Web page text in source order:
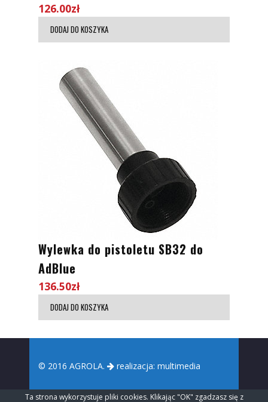
126.00zł
DODAJ DO KOSZYKA
Wylewka do pistoletu SB32 do
AdBlue
136.50zł
DODAJ DO KOSZYKA
© 2016 AGROLA. realizacja: multimedia
Ta strona wykorzystuje pliki cookies. Klikając "OK" zgadzasz się z